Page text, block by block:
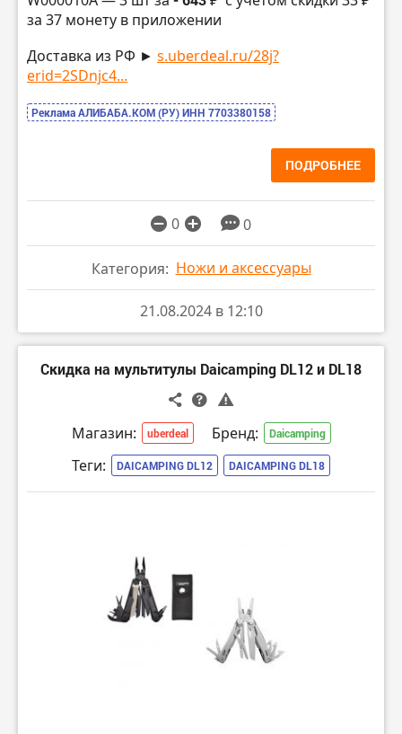
за 37 монету в приложении
Доставка из РФ ► s.uberdeal.ru/28j?
erid=2SDnjc4...
Реклама АЛИБАБА.КОМ (РУ) ИНН 7703380158
ПОДРОБНЕЕ
0 0
Категория: Ножи и аксессуары
21.08.2024 в 12:10
Скидка на мультитулы Daicamping DL12 и DL18
Магазин: uberdeal Бренд: Daicamping
Теги: DAICAMPING DL12 DAICAMPING DL18